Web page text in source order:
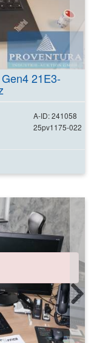
21E3-
A-ID: 241058
25pv1175-022